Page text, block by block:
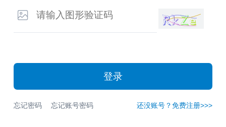
登录
忘记密码 忘记账号密码 还没账号？免费注册>>>